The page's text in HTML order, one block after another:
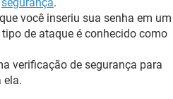
você inseriu sua senha em um
de ataque é conhecido como
verificação de segurança para
ela.